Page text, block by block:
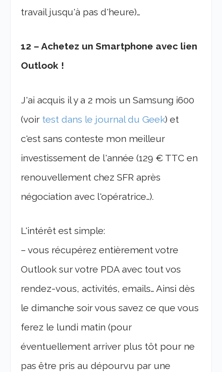
travail jusqu'à pas d'heure)…
12 – Achetez un Smartphone avec lien
Outlook !
J'ai acquis il y a 2 mois un Samsung i600
(voir test dans le journal du Geek) et
c'est sans conteste mon meilleur
investissement de l'année (129 € TTC en
renouvellement chez SFR après
négociation avec l'opératrice…).
L'intérêt est simple:
– vous récupérez entièrement votre
Outlook sur votre PDA avec tout vos
rendez-vous, activités, emails… Ainsi dès
le dimanche soir vous savez ce que vous
ferez le lundi matin (pour
éventuellement arriver plus tôt pour ne
pas être pris au dépourvu par une